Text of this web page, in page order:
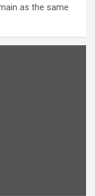
as the same